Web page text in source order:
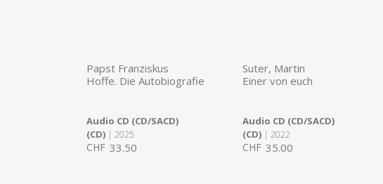
Papst Franziskus
Hoffe. Die Autobiografie
Audio CD (CD/SACD)
(CD)| 2025
CHF 33.50
Suter, Martin
Einer von euch
Audio CD (CD/SACD)
(CD) | 2022
CHF 35.00